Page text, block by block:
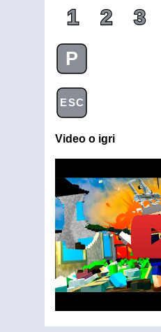
1 2 3
P
ESC
Video o igri